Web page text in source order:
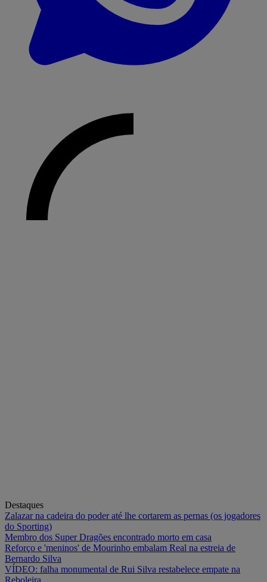
Destaques
Zalazar na cadeira do poder até lhe cortarem as pernas (os jogadores
do Sporting)
Membro dos Super Dragões encontrado morto em casa
Reforço e 'meninos' de Mourinho embalam Real na estreia de
Bernardo Silva
VÍDEO: falha monumental de Rui Silva restabelece empate na
Reboleira